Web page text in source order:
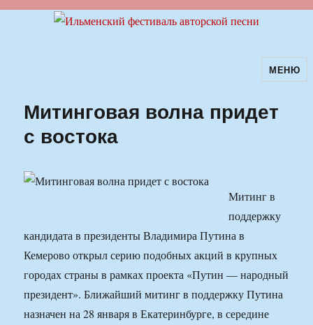
Ильменский фестиваль авторскойМЕНЮ
Митинговая волна придет
с востока
Митинг в
поддержку
кандидата в президенты Владимира Путина в
Кемерово открыл серию подобных акций в крупных
городах страны в рамках проекта «Путин — народный
президент». Ближайший митинг в поддержку Путина
назначен на 28 января в Екатеринбурге, в середине